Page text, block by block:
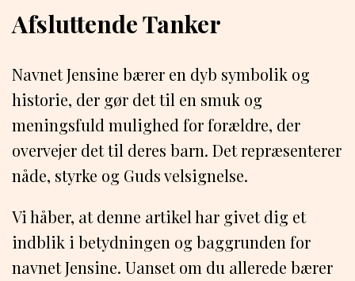
Afsluttende Tanker
Navnet Jensine bærer en dyb symbolik og
historie, der gør det til en smuk og
meningsfuld mulighed for forældre, der
overvejer det til deres barn. Det repræsenterer
nåde, styrke og Guds velsignelse.
Vi håber, at denne artikel har givet dig et
indblik i betydningen og baggrunden for
navnet Jensine. Uanset om du allerede bærer